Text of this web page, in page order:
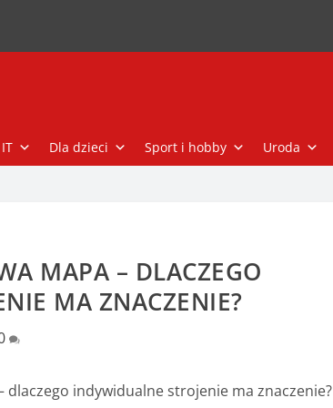
Dla dzieci Sport i hobby Uroda
MAPA – DLACZEGO
MA ZNACZENIE?
dlaczego indywidualne strojenie ma znaczenie?